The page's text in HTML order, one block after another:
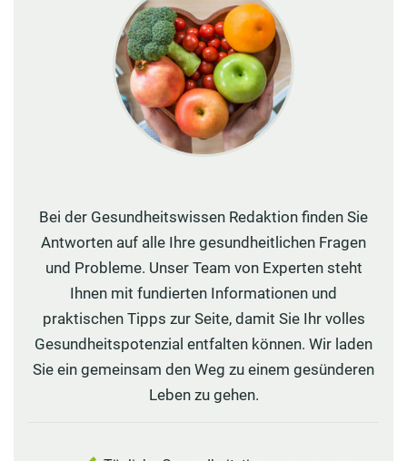
Bei der Gesundheitswissen Redaktion finden Sie
Antworten auf alle Ihre gesundheitlichen Fragen
und Probleme. Unser Team von Experten steht
Ihnen mit fundierten Informationen und
praktischen Tipps zur Seite, damit Sie Ihr volles
Gesundheitspotenzial entfalten können. Wir laden
Sie ein gemeinsam den Weg zu einem gesünderen
Leben zu gehen.